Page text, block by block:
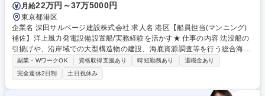
月給22万円～37万5000円
東京都港区
企業名 深田サルベージ建設株式会社 求人名 港区【船員担当(マンニング)
補佐】洋上風力発電設備設置船/実務経験を活かす★ 仕事の内容 沈没船の
引揚げや、沿岸域での大型構造物の建設、海底資源調査等を行う総合海事
会社の当社東京支社にて下記のような各種【船員担当（マンニング）補
佐】をお願いします。日本人船員のみ管理対象です。 【業務詳細】■船舶
管理部門の船員管理業務の確立■管理船舶への船員の配乗業務(計画/調整/
実行)■船員交代に関わる業務(船員への連絡/航空券等の手配/その他関係会
副業・WワークOK 資格取得支援あり 時短勤務あり
退職金あり
完全週休2日制
土日祝休み